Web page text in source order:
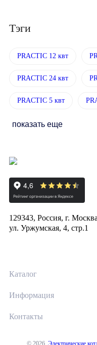
Тэги
PRACTIC 12 квт
PRACTIC 24 квт
PRACTIC 5 квт
показать еще
129343, Россия, г. Москва
ул. Уржумская, 4, стр.1
Каталог
Информация
Контакты
© 2026 Электрические